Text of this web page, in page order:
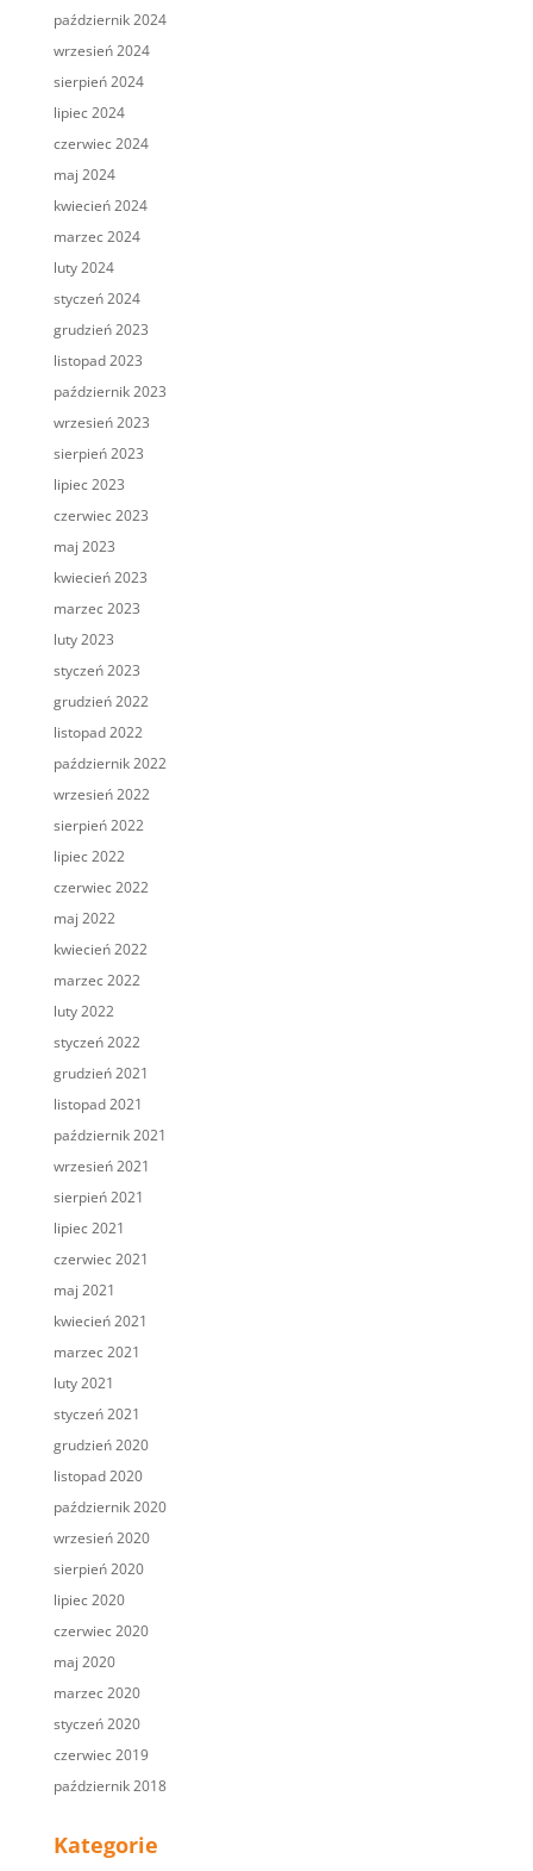
październik 2024
wrzesień 2024
sierpień 2024
lipiec 2024
czerwiec 2024
maj 2024
kwiecień 2024
marzec 2024
luty 2024
styczeń 2024
grudzień 2023
listopad 2023
październik 2023
wrzesień 2023
sierpień 2023
lipiec 2023
czerwiec 2023
maj 2023
kwiecień 2023
marzec 2023
luty 2023
styczeń 2023
grudzień 2022
listopad 2022
październik 2022
wrzesień 2022
sierpień 2022
lipiec 2022
czerwiec 2022
maj 2022
kwiecień 2022
marzec 2022
luty 2022
styczeń 2022
grudzień 2021
listopad 2021
październik 2021
wrzesień 2021
sierpień 2021
lipiec 2021
czerwiec 2021
maj 2021
kwiecień 2021
marzec 2021
luty 2021
styczeń 2021
grudzień 2020
listopad 2020
październik 2020
wrzesień 2020
sierpień 2020
lipiec 2020
czerwiec 2020
maj 2020
marzec 2020
styczeń 2020
czerwiec 2019
październik 2018
Kategorie